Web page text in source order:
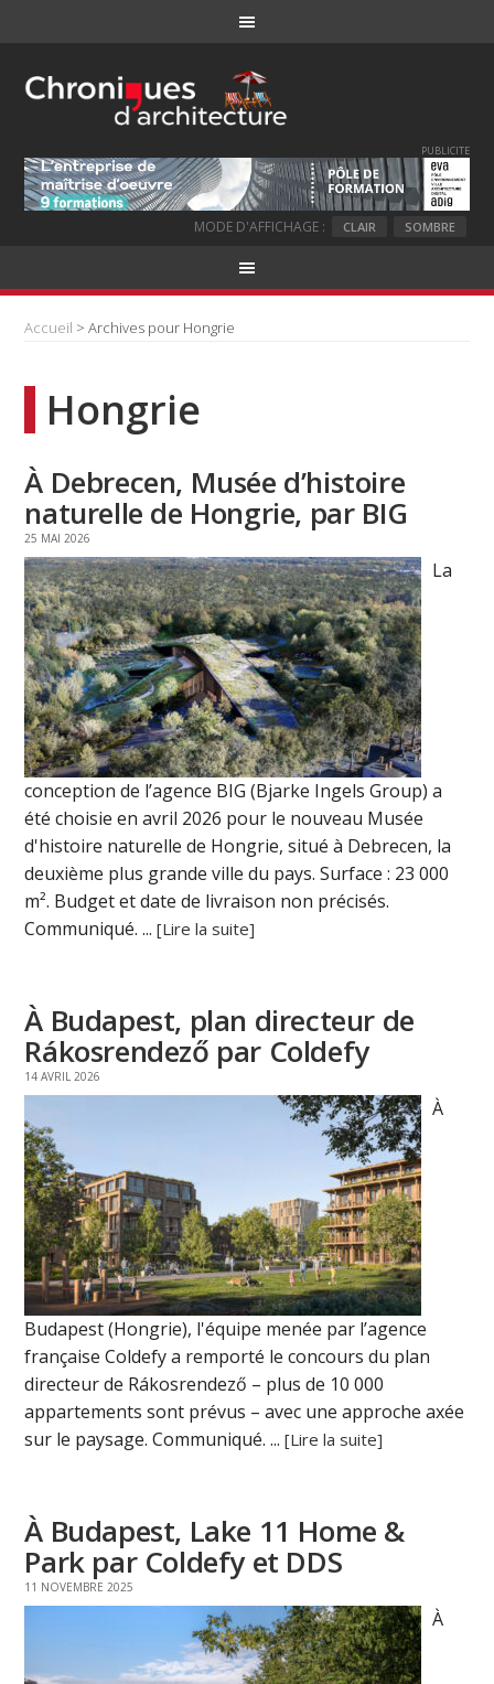
PUBLICITE
MODE D'AFFICHAGE : CLAIR SOMBRE
Accueil > Archives pour Hongrie
Hongrie
À Debrecen, Musée d’histoire
naturelle de Hongrie, par BIG
25 MAI 2026
La
conception de l’agence BIG (Bjarke Ingels Group) a
été choisie en avril 2026 pour le nouveau Musée
d'histoire naturelle de Hongrie, situé à Debrecen, la
deuxième plus grande ville du pays. Surface : 23 000
m². Budget et date de livraison non précisés.
Communiqué. ...[Lire la suite]
À Budapest, plan directeur de
Rákosrendező par Coldefy
14 AVRIL 2026
À
Budapest (Hongrie), l'équipe menée par l’agence
française Coldefy a remporté le concours du plan
directeur de Rákosrendező – plus de 10 000
appartements sont prévus – avec une approche axée
sur le paysage. Communiqué. ...[Lire la suite]
À Budapest, Lake 11 Home &
Park par Coldefy et DDS
11 NOVEMBRE 2025
À